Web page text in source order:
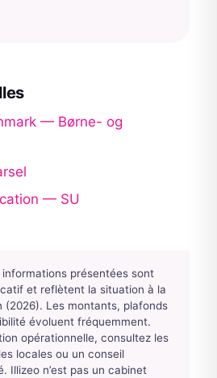
— Børne- og
— SU
informations présentées sont
et reflètent la situation à la
(2026). Les montants, plafonds
évoluent fréquemment.
opérationnelle, consultez les
locales ou un conseil
Illizeo n’est pas un cabinet